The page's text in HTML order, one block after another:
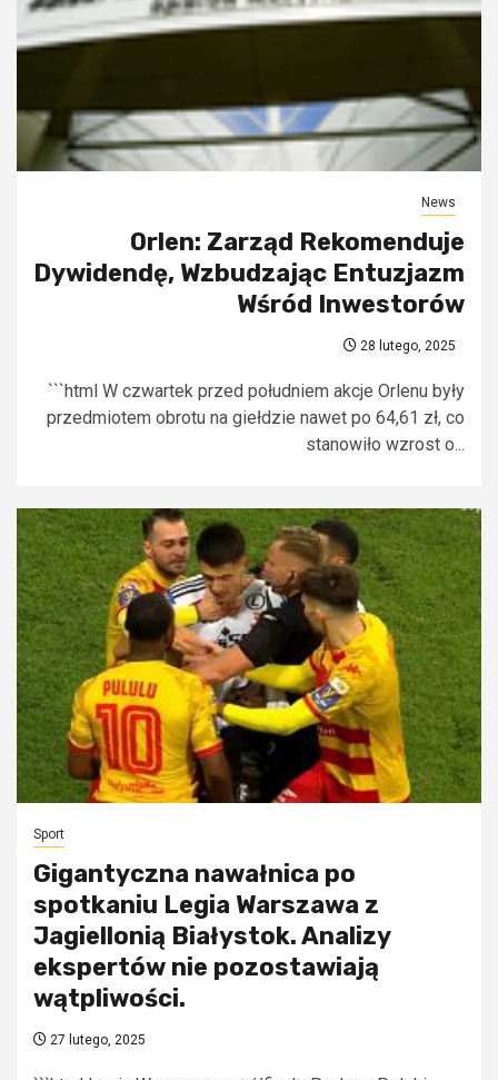
News
Orlen: Zarząd Rekomenduje
Dywidendę, Wzbudzając Entuzjazm
Wśród Inwestorów
28 lutego, 2025
```html W czwartek przed południem akcje Orlenu były
przedmiotem obrotu na giełdzie nawet po 64,61 zł, co
stanowiło wzrost o...
Sport
Gigantyczna nawałnica po
spotkaniu Legia Warszawa z
Jagiellonią Białystok. Analizy
ekspertów nie pozostawiają
wątpliwości.
27 lutego, 2025